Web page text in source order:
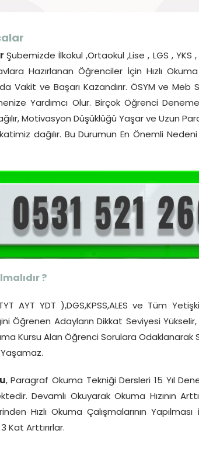
Şubemizde İlkokul ,Ortaokul ,Lise , LGS , YKS ,
Hazırlanan Öğrenciler İçin Hızlı
Vakit ve Başarı Kazandırır. ÖSYM ve Meb
Yardımcı Olur. Birçok Öğrenci
Motivasyon Düşüklüğü Yaşar ve Uzun
dağılır. Bu Durumun En Önemli
?
AYT YDT ),DGS,KPSS,ALES ve Tüm
Öğrenen Adayların Dikkat Seviyesi
Kursu Alan Öğrenci Sorulara Odaklanarak
Yaşamaz.
, Paragraf Okuma Tekniği Dersleri 15 Yıl
Devamlı Okuyarak Okuma Hızının
Hızlı Okuma Çalışmalarının
Kat Arttırırlar.